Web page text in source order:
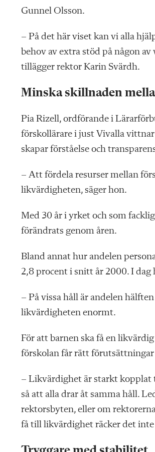
Gunnel Olsson.
– På det här viset kan vi alla
behov av extra stöd på någon
tillägger rektor Karin Svärdh.
Minska skillnaden
Pia Rizell, ordförande i
förskollärare i just Vivalla
skapar förståelse och
– Att fördela resurser mellan
likvärdigheten, säger hon.
Med 30 år i yrket och som
förändrats genom åren.
Bland annat hur andelen
2,8 procent i snitt år 2000. I
– På vissa håll är andelen
likvärdigheten enormt.
För att barnen ska få en
förskolan får rätt
– Likvärdighet är starkt
så att alla drar åt samma håll.
rektorsbyten, eller om
få till likvärdighet räcker det